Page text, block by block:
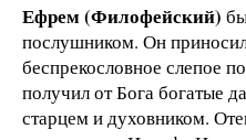
Ефрем (Филофейский)
послушником. Он
беспрекословное слепое
получил от Бога богатые
старцем и духовником.